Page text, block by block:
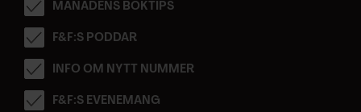
MÅNADENS BOKTIPS
F&F:S PODDAR
INFO OM NYTT NUMMER
F&F:S EVENEMANG